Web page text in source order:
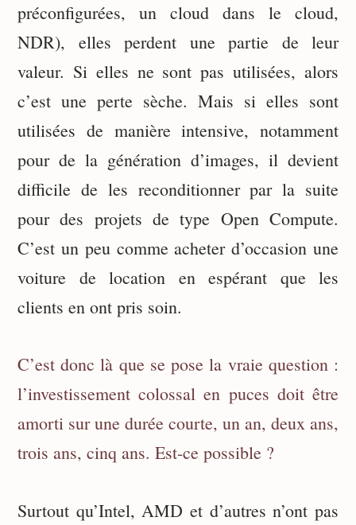
préconfigurées, un cloud dans le cloud,
NDR), elles perdent une partie de leur
valeur. Si elles ne sont pas utilisées, alors
c’est une perte sèche. Mais si elles sont
utilisées de manière intensive, notamment
pour de la génération d’images, il devient
difficile de les reconditionner par la suite
pour des projets de type Open Compute.
C’est un peu comme acheter d’occasion une
voiture de location en espérant que les
clients en ont pris soin.
C’est donc là que se pose la vraie question :
l’investissement colossal en puces doit être
amorti sur une durée courte, un an, deux ans,
trois ans, cinq ans. Est-ce possible ?
Surtout qu’Intel, AMD et d’autres n’ont pas